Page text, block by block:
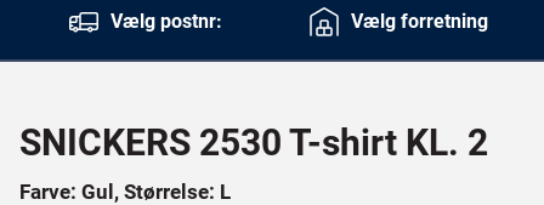
Vælg postnr: Vælg forretning
SNICKERS 2530 T-shirt KL. 2
Farve: Gul, Størrelse: L